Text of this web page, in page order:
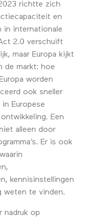
richtte zich
en
in internationale
2.0 verschuift
maar Europa kijkt
de markt: hoe
worden
ook sneller
Europese
Een
alleen door
Er is ook
kennisinstellingen
weten te vinden.
nadruk op